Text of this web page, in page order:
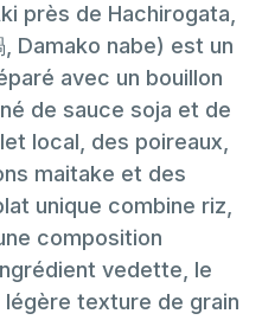
près de Hachirogata,
Damako nabe) est un
avec un bouillon
de sauce soja et de
local, des poireaux,
maitake et des
unique combine riz,
composition
vedette, le
texture de grain